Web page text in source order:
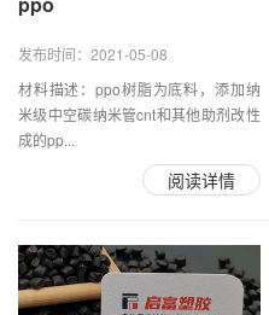
发布时间：2021-05-08
材料描述：ppo树脂为底料，添加纳
米级中空碳纳米管cnt和其他助剂改性
成的pp...
阅读详情